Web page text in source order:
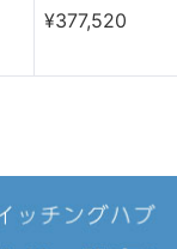
¥377,520